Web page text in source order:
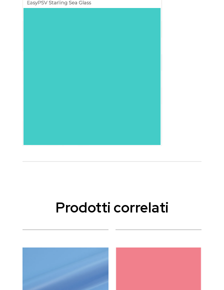
Prodotti correlati